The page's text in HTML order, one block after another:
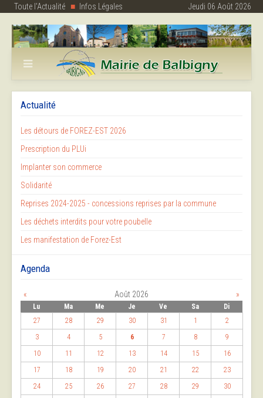
Toute l'Actualité Infos Légales Jeudi 06 Août 2026
Actualité
Les détours de FOREZ-EST 2026
Prescription du PLUi
Implanter son commerce
Solidarité
Reprises 2024-2025 - concessions reprises par la commune
Les déchets interdits pour votre poubelle
Les manifestation de Forez-Est
Agenda
« Août 2026 »
Lu Ma Me Je Ve Sa
Di
27
28 29 30 31 1
2
3
4 5 6 7 8
9
10
11 12 13 14 15
16
17
18 19 20 21 22
23
24
25 26 27 28 29
30